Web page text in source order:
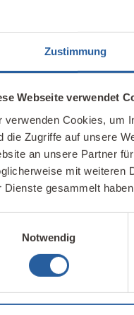
Zustimmung
Webseite verwendet
verwenden Cookies, um
die Zugriffe auf unsere
an unsere Partner
mit weiteren
Dienste gesammelt haben.
Notwendig
und neue berufliche
für gesundes,
IBN